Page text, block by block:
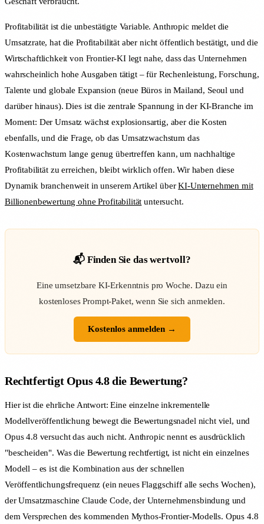
Profitabilität ist die unbestätigte Variable. Anthropic meldet die
Umsatzrate, hat die Profitabilität aber nicht öffentlich bestätigt, und die
Wirtschaftlichkeit von Frontier-KI legt nahe, dass das Unternehmen
wahrscheinlich hohe Ausgaben tätigt – für Rechenleistung, Forschung,
Talente und globale Expansion (neue Büros in Mailand, Seoul und
darüber hinaus). Dies ist die zentrale Spannung in der KI-Branche im
Moment: Der Umsatz wächst explosionsartig, aber die Kosten
ebenfalls, und die Frage, ob das Umsatzwachstum das
Kostenwachstum lange genug übertreffen kann, um nachhaltige
Profitabilität zu erreichen, bleibt wirklich offen. Wir haben diese
Dynamik branchenweit in unserem Artikel überKI-Unternehmen mit
Billionenbewertung ohne Profitabilität untersucht.
📬 Finden Sie das wertvoll?
Eine umsetzbare KI-Erkenntnis pro Woche. Dazu ein
kostenloses Prompt-Paket, wenn Sie sich anmelden.
Kostenlos anmelden →
Rechtfertigt Opus 4.8 die Bewertung?
Hier ist die ehrliche Antwort: Eine einzelne inkrementelle
Modellveröffentlichung bewegt die Bewertungsnadel nicht viel, und
Opus 4.8 versucht das auch nicht. Anthropic nennt es ausdrücklich
"bescheiden". Was die Bewertung rechtfertigt, ist nicht ein einzelnes
Modell – es ist die Kombination aus der schnellen
Veröffentlichungsfrequenz (ein neues Flaggschiff alle sechs Wochen),
der Umsatzmaschine Claude Code, der Unternehmensbindung und
dem Versprechen des kommenden Mythos-Frontier-Modells. Opus 4.8